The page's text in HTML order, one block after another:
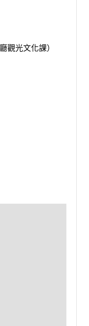
觀光文化課）